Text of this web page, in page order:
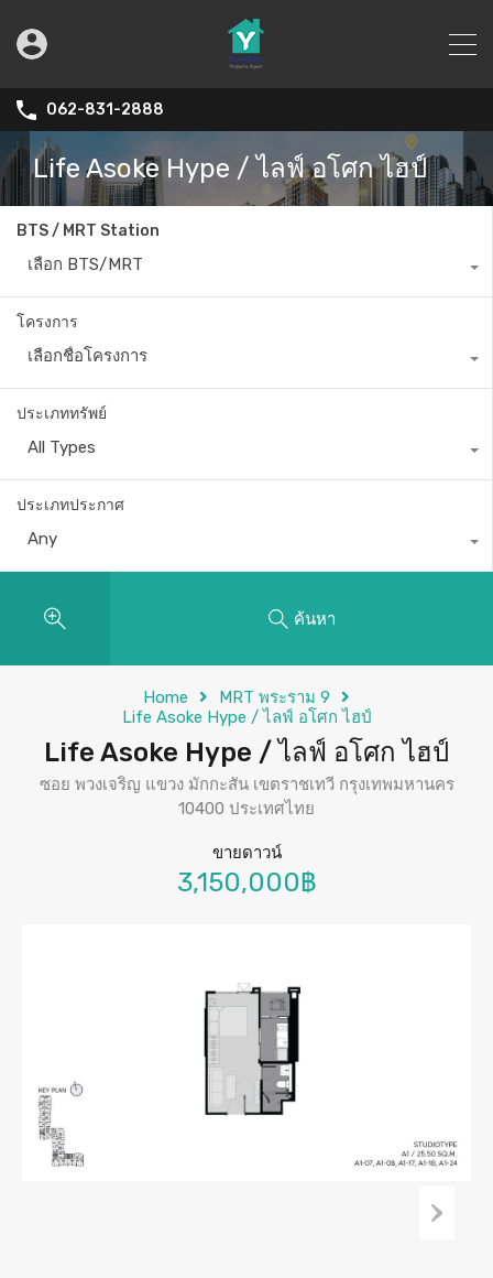
062-831-2888
Life Asoke Hype / ไลฟ์ อโศก ไฮป์
BTS / MRT Station
เลือก BTS/MRT
โครงการ
เลือกชื่อโครงการ
ประเภททรัพย์
All Types
ประเภทประกาศ
Any
ค้นหา
Home
MRT พระราม 9
Life Asoke Hype / ไลฟ์ อโศก ไฮป์
Life Asoke Hype / ไลฟ์ อโศก ไฮป์
ซอย พวงเจริญ แขวง มักกะสัน เขตราชเทวี กรุงเทพมหานคร
10400 ประเทศไทย
ขายดาวน์
3,150,000฿